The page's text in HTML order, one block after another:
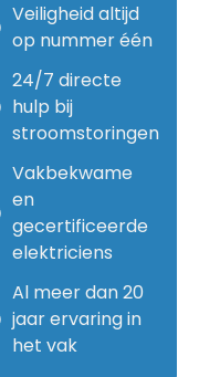
Veiligheid altijd
op nummer één
24/7 directe
hulp bij
stroomstoringen
Vakbekwame
en
gecertificeerde
elektriciens
Al meer dan 20
jaar ervaring in
het vak